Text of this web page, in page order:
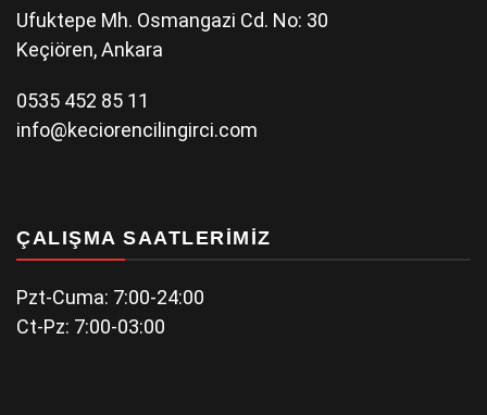
Ufuktepe Mh. Osmangazi Cd. No: 30
Keçiören, Ankara
0535 452 85 11
info@keciorencilingirci.com
ÇALIŞMA SAATLERIMIZ
Pzt-Cuma: 7:00-24:00
Ct-Pz: 7:00-03:00